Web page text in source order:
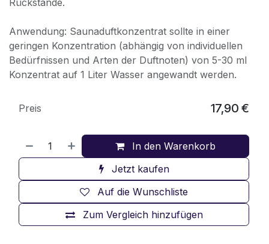
Anwendung: Saunaduftkonzentrat sollte in einer
geringen Konzentration (abhängig von individuellen
Bedürfnissen und Arten der Duftnoten) von 5-30 ml
Konzentrat auf 1 Liter Wasser angewandt werden.
In den Warenkorb
Jetzt kaufen
Zum Vergleich hinzufügen
Auf die Wunschliste
Preis 17,90 €